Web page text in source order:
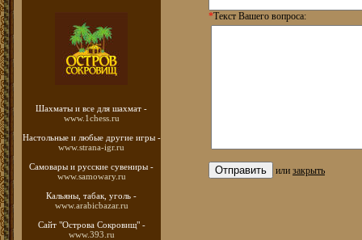
Шахматы и все для шахмат -
www.1chess.ru
Настольные и любые другие игры -
www.strana-igr.ru
Самовары и русские сувениры -
www.samowary.ru
Кальяны, табак, уголь -
www.arabicbazar.ru
Сайт "Острова Сокровищ" -
www.393.ru
*Текст Вашего вопроса:
или закрыть